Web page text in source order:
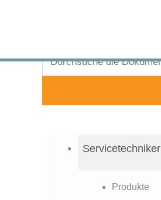
Servicetechniker
Produkte